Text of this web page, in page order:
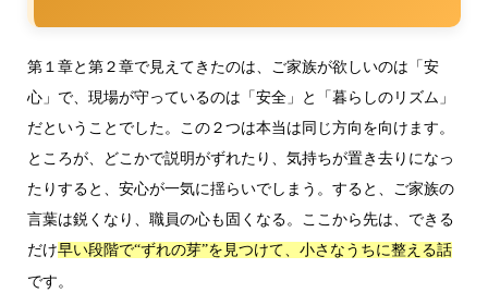
第１章と第２章で見えてきたのは、ご家族が欲しいのは「安
心」で、現場が守っているのは「安全」と「暮らしのリズム」
だということでした。この２つは本当は同じ方向を向けます。
ところが、どこかで説明がずれたり、気持ちが置き去りになっ
たりすると、安心が一気に揺らいでしまう。すると、ご家族の
言葉は鋭くなり、職員の心も固くなる。ここから先は、できる
だけ早い段階で“ずれの芽”を見つけて、小さなうちに整える話
です。